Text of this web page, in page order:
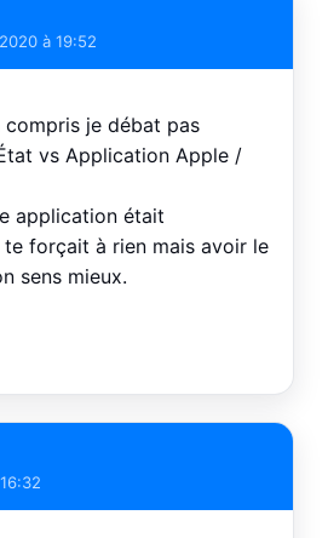
à 19:52
compris je débat pas
vs Application Apple /
application était
forçait à rien mais avoir le
sens mieux.